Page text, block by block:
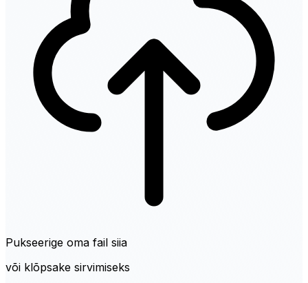
Pukseerige oma fail siia
või klõpsake sirvimiseks